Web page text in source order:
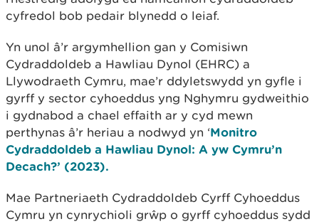
cyfredol bob pedair blynedd o leiaf.
Yn unol â’r argymhellion gan y Comisiwn
Cydraddoldeb a Hawliau Dynol (EHRC) a
Llywodraeth Cymru, mae’r ddyletswydd yn gyfle i
gyrff y sector cyhoeddus yng Nghymru gydweithio
i gydnabod a chael effaith ar y cyd mewn
perthynas â’r heriau a nodwyd yn ‘Monitro
Cydraddoldeb a Hawliau Dynol: A yw Cymru’n
Decach?’ (2023).
Mae Partneriaeth Cydraddoldeb Cyrff Cyhoeddus
Cymru yn cynrychioli grŵp o gyrff cyhoeddus sydd